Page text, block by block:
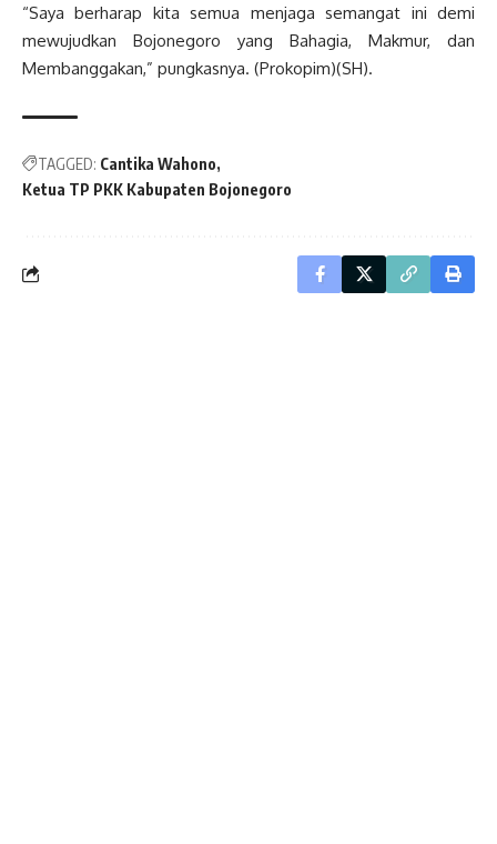
“Saya berharap kita semua menjaga semangat ini demi
mewujudkan Bojonegoro yang Bahagia, Makmur, dan
Membanggakan,” pungkasnya. (Prokopim)(SH).
TAGGED: Cantika Wahono
Ketua TP PKK Kabupaten Bojonegoro